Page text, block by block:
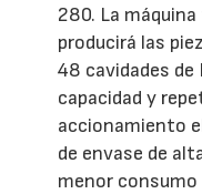
280. La
producirá las
48 cavidades de
capacidad y
accionamiento
de envase de
menor consumo